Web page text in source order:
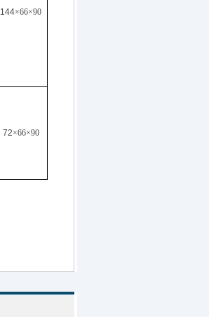
144×66×90
72×66×90